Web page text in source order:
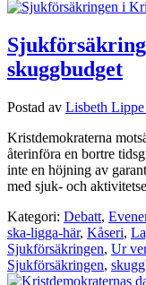
skuggbudget
Postad av Lisbeth
Kristdemokraterna
återinföra en bortre
inte en höjning av
med sjuk- och
Kategori: Debatt,
ska-ligga-här, Kåseri,
Sjukförsäkringen, Ur
Sjukförsäkringen,